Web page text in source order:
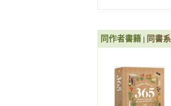
同作者書籍 同書